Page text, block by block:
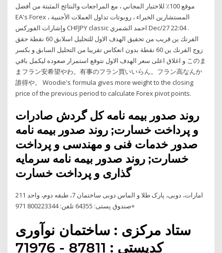
موقع 100٪ للاختبار المجاني ، مع المراجعات والنتائج المثبتة من أفضل
EA's Forex ، المستشارين الخبراء ، روبوتات تداول العملات الأجنبية
وإشارات الفوركس CHFJPY classic احمد الشمري Dec/27 22:04 .
الفرنك ين قريب من تحقيق الهدف الاول للتحليل اسلابق 60 نقطة حقق
زوج الفرنك ين 60 نقطة بدون انعكاس تقريبا من التحليل السابق و بكسر
و اغلاق اعلى سعر الهدف الاول نتوقع استمرار صعوده ليكمل باقي このま
まフラン安希望やわ。有事のフラン買いいらん。フラン高なんか
誰得や。 Woodie's formula gives more weight to the closing
price of the previous period to calculate Forex pivot points.
روند صدور بیمه نامه کل گردش صادرات
و پرداخت خسارت; روند صدور بیمه نامه
صدور خدمات فنی و مهندسی و پرداخت
خسارت; روند صدور بیمه نامه سرمایه
گذاری و پرداخت خسارت
امارات، دوبی، پارک طلا و الماس دوبی ساختمان 7، طبقه دوم، واحد 211
صندوق پستی: 64355 تلفن: 800223344 971+
ستاد مرکزی : ساختمان نوآوری
کدپستی : 87811 - 71976